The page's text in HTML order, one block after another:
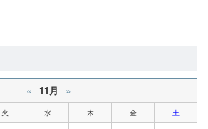
« 11月 »
火 水 木 金 土